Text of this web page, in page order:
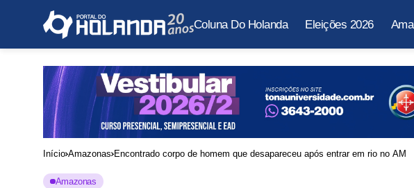
Coluna Do Holanda Eleições 2026
Início Amazonas Encontrado corpo de homem que desapareceu após entrar em rio no AM
Amazonas